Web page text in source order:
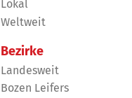
Lokal
Weltweit
Bezirke
Landesweit
Bozen Leifers